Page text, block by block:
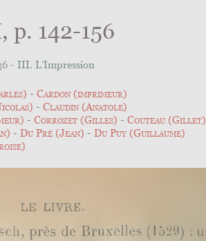
p. 142-156
- III. L’Impression
Cardon (imprimeur)
Claudin (Anatole)
Corrozet (Gilles)
Couteau (Gillet)
Du Pré (Jean)
Du Puy (Guillaume)